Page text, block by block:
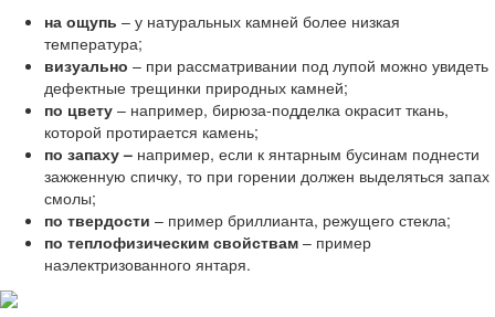
на ощупь – у натуральных камней более низкая
температура;
визуально – при рассматривании под лупой можно увидеть
дефектные трещинки природных камней;
по цвету – например, бирюза-подделка окрасит ткань,
которой протирается камень;
по запаху – например, если к янтарным бусинам поднести
зажженную спичку, то при горении должен выделяться запах
смолы;
по твердости – пример бриллианта, режущего стекла;
по теплофизическим свойствам – пример
наэлектризованного янтаря.